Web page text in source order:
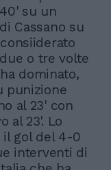
su un
Cassano su
o tre volte
dominato,
punizione
al 23' con
al 23'. Lo
il gol del 4-0
interventi di